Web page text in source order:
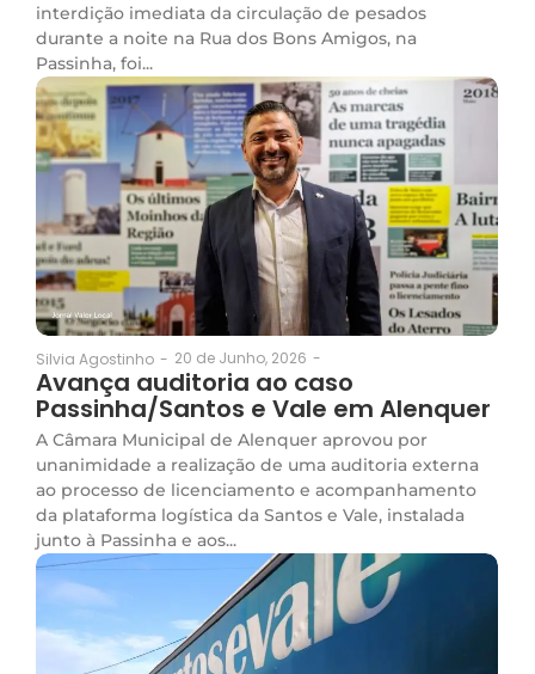
interdição imediata da circulação de pesados
durante a noite na Rua dos Bons Amigos, na
Passinha, foi...
Silvia Agostinho - 20 de Junho, 2026 -
Avança auditoria ao caso
Passinha/Santos e Vale em Alenquer
A Câmara Municipal de Alenquer aprovou por
unanimidade a realização de uma auditoria externa
ao processo de licenciamento e acompanhamento
da plataforma logística da Santos e Vale, instalada
junto à Passinha e aos...